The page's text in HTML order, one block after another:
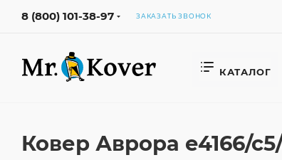
8 (800) 101-38-97 ЗАКАЗАТЬ ЗВОНОК
КАТАЛОГ
Ковер Аврора e4166/